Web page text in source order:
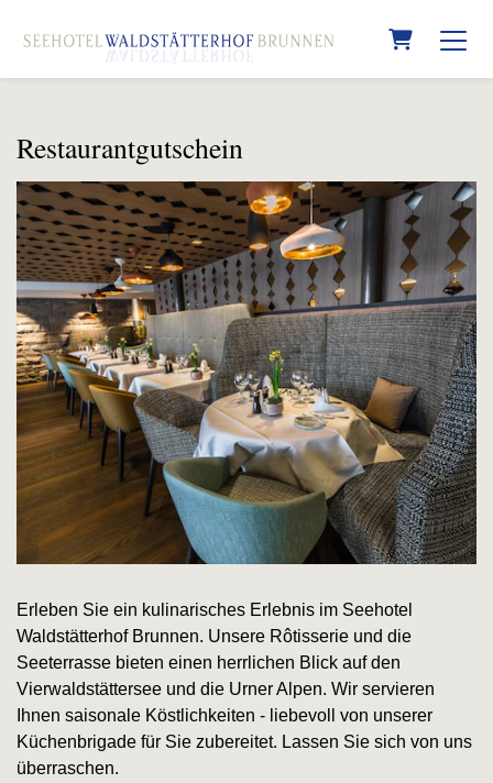
Warenkorb
Restaurantgutschein
Erleben Sie ein kulinarisches Erlebnis im Seehotel
Waldstätterhof Brunnen. Unsere Rôtisserie und die
Seeterrasse bieten einen herrlichen Blick auf den
Vierwaldstättersee und die Urner Alpen. Wir servieren
Ihnen saisonale Köstlichkeiten - liebevoll von unserer
Küchenbrigade für Sie zubereitet. Lassen Sie sich von uns
überraschen.